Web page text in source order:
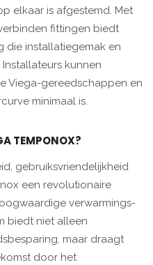
elkaar is afgestemd. Met
fittingen biedt
die installatiegemak en
kunnen
Viega-gereedschappen en
minimaal is.
TEMPONOX?
gebruiksvriendelijkheid
een revolutionaire
verwarmings-
biedt niet alleen
maar draagt
door het